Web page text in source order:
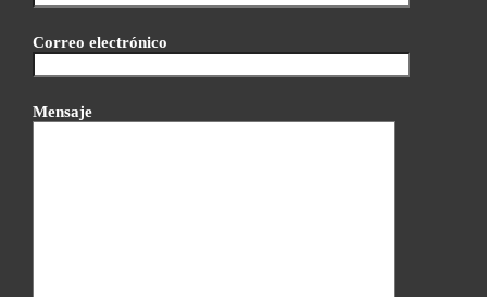
Correo electrónico
Mensaje